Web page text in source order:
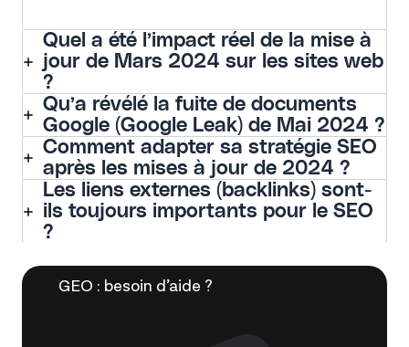
Quel a été l’impact réel de la mise à
jour de Mars 2024 sur les sites web
?
Qu’a révélé la fuite de documents
Google (Google Leak) de Mai 2024 ?
Comment adapter sa stratégie SEO
après les mises à jour de 2024 ?
Les liens externes (backlinks) sont-
ils toujours importants pour le SEO
?
GEO : besoin d’aide ?